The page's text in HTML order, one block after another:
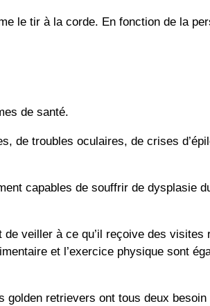
le tir à la corde. En fonction de la
de santé.
de troubles oculaires, de crises
capables de souffrir de dysplasie
veiller à ce qu’il reçoive des visites
et l’exercice physique sont
retrievers ont tous deux besoin